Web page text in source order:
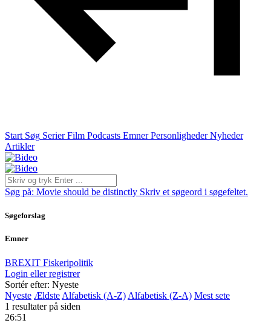
Start Søg Serier Film Podcasts Emner Personligheder Nyheder
Artikler
Søg på: Movie should be distinctly Skriv et søgeord i søgefeltet.
Søgeforslag
Emner
BREXIT Fiskeripolitik
Login eller registrer
Sortér efter: Nyeste
Nyeste Ældste Alfabetisk (A-Z) Alfabetisk (Z-A) Mest sete
1 resultater på siden
26:51